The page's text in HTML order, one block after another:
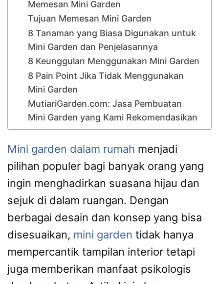
Memesan Mini Garden
Tujuan Memesan Mini Garden
8 Tanaman yang Biasa Digunakan untuk
Mini Garden dan Penjelasannya
8 Keunggulan Menggunakan Mini Garden
8 Pain Point Jika Tidak Menggunakan
Mini Garden
MutiariGarden.com: Jasa Pembuatan
Mini Garden yang Kami Rekomendasikan
Mini garden dalam rumah menjadi
pilihan populer bagi banyak orang yang
ingin menghadirkan suasana hijau dan
sejuk di dalam ruangan. Dengan
berbagai desain dan konsep yang bisa
disesuaikan, mini garden tidak hanya
mempercantik tampilan interior tetapi
juga memberikan manfaat psikologis